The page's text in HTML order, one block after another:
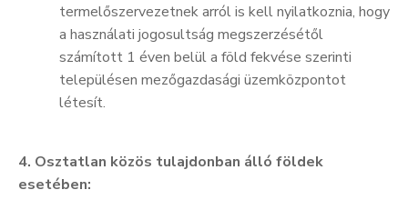
termelőszervezetnek arról is kell nyilatkoznia, hogy
a használati jogosultság megszerzésétől
számított 1 éven belül a föld fekvése szerinti
településen mezőgazdasági üzemközpontot
létesít.
4. Osztatlan közös tulajdonban álló földek
esetében: